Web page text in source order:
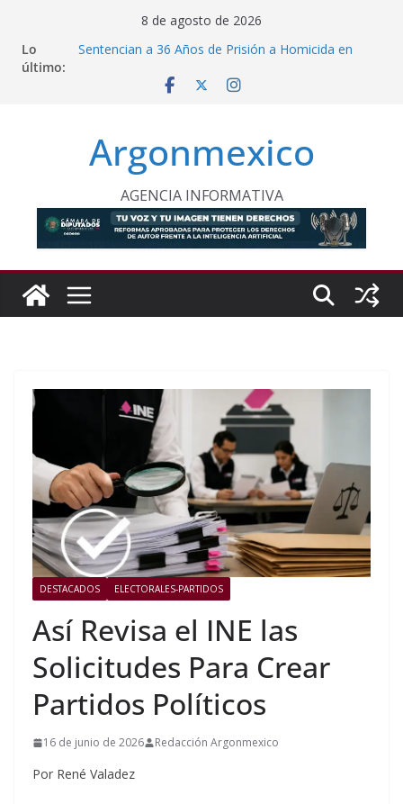
contenido
8 de agosto de 2026
Lo
último:
Sentencian a 36 Años de Prisión a Homicida en
Sheinbaum y Delfina Gómez Refuerzan Oferta
Inauguran Nuevo CBTA en Texcoco
Proponen Frenar Publicidad con IA Dirigida a
Menores
Comision Permanente Pide Frenar Discurso de
Odio Contra Grupos Vulnerables
Argonmexico
AGENCIA INFORMATIVA
DESTACADOS ELECTORALES-PARTIDOS
Así Revisa el INE las
Solicitudes Para Crear
Partidos Políticos
16 de junio de 2026 Redacción Argonmexico
Por René Valadez